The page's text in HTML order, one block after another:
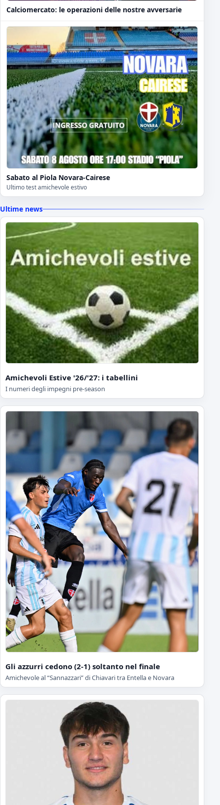
Calciomercato: le operazioni delle nostre avversarie
Sabato al Piola Novara-Cairese
Ultimo test amichevole estivo
Ultime news
Amichevoli Estive '26/'27: i tabellini
I numeri degli impegni pre-season
Gli azzurri cedono (2-1) soltanto nel finale
Amichevole al “Sannazzari” di Chiavari tra Entella e Novara